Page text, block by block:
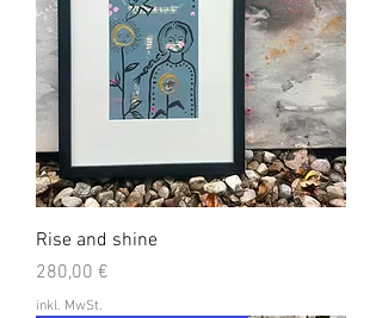
Rise and shine
Preis
280,00 €
inkl. MwSt.